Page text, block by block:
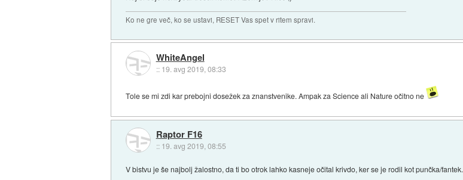
Ko ne gre več, ko se ustavi, RESET Vas spet v ritem spravi.
WhiteAngel
:: 19. avg 2019, 08:33
Tole se mi zdi kar prebojni dosežek za znanstvenike. Ampak za Science ali Nature očitno ne
Raptor F16
:: 19. avg 2019, 08:55
V bistvu je še najbolj žalostno, da ti bo otrok lahko kasneje očital krivdo, ker se je rodil kot punčka/fantek.